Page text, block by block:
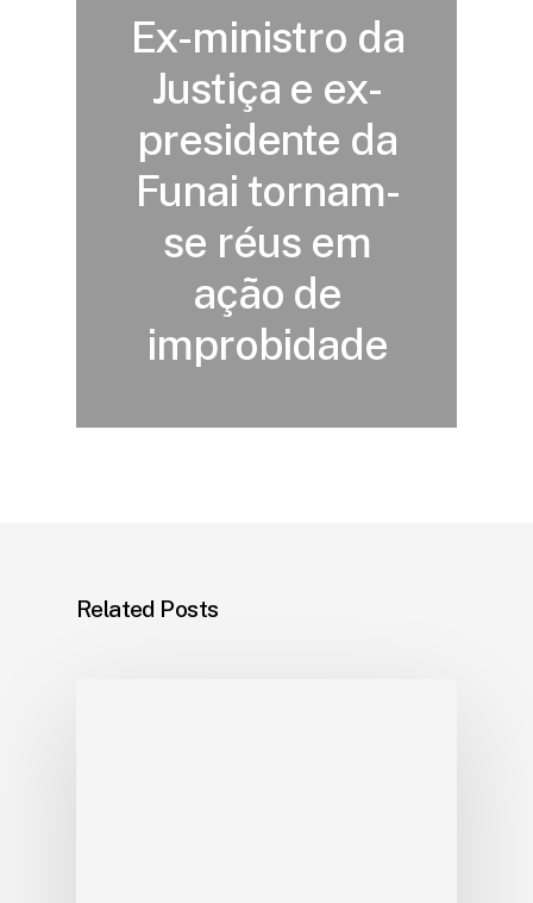
Ex-ministro da
Justiça e ex-
presidente da
Funai tornam-
se réus em
ação de
improbidade
Related Posts